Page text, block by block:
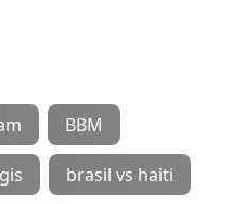
BBM
brasil vs haiti